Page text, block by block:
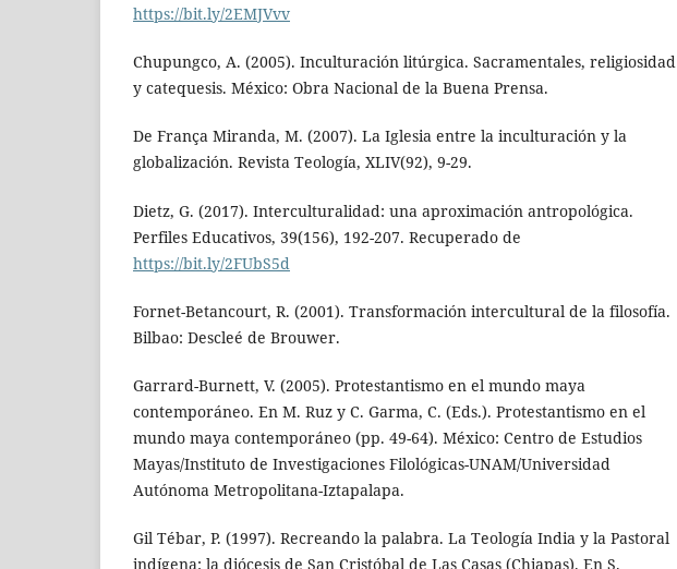
https://bit.ly/2EMJVvv
Chupungco, A. (2005). Inculturación litúrgica. Sacramentales, religiosidad
y catequesis. México: Obra Nacional de la Buena Prensa.
De França Miranda, M. (2007). La Iglesia entre la inculturación y la
globalización. Revista Teología, XLIV(92), 9-29.
Dietz, G. (2017). Interculturalidad: una aproximación antropológica.
Perfiles Educativos, 39(156), 192-207. Recuperado de
https://bit.ly/2FUbS5d
Fornet-Betancourt, R. (2001). Transformación intercultural de la filosofía.
Bilbao: Descleé de Brouwer.
Garrard-Burnett, V. (2005). Protestantismo en el mundo maya
contemporáneo. En M. Ruz y C. Garma, C. (Eds.). Protestantismo en el
mundo maya contemporáneo (pp. 49-64). México: Centro de Estudios
Mayas/Instituto de Investigaciones Filológicas-UNAM/Universidad
Autónoma Metropolitana-Iztapalapa.
Gil Tébar, P. (1997). Recreando la palabra. La Teología India y la Pastoral
indígena: la diócesis de San Cristóbal de Las Casas (Chiapas). En S.